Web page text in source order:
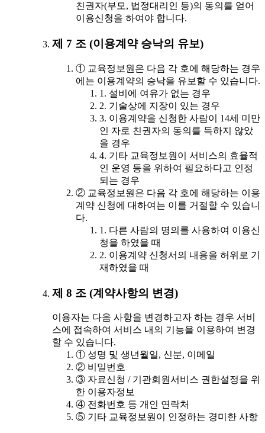
친권자(부모, 법정대리인 등)의 동의를 얻어
이용신청을 하여야 합니다.
제 7 조 (이용계약 승낙의 유보)
① 교육정보원은 다음 각 호에 해당하는 경우
에는 이용계약의 승낙을 유보할 수 있습니다.
1. 설비에 여유가 없는 경우
2. 기술상에 지장이 있는 경우
3. 이용계약을 신청한 사람이 14세 미만
인 자로 친권자의 동의를 득하지 않았
을 경우
4. 기타 교육정보원이 서비스의 효율적
인 운영 등을 위하여 필요하다고 인정
되는 경우
② 교육정보원은 다음 각 호에 해당하는 이용
계약 신청에 대하여는 이를 거절할 수 있습니
다.
1. 다른 사람의 명의를 사용하여 이용신
청을 하였을 때
2. 이용계약 신청서의 내용을 허위로 기
재하였을 때
제 8 조 (계약사항의 변경)
이용자는 다음 사항을 변경하고자 하는 경우 서비
스에 접속하여 서비스 내의 기능을 이용하여 변경
할 수 있습니다.
① 성명 및 생년월일, 신분, 이메일
② 비밀번호
③ 자료신청 / 기관회원서비스 권한설정을 위
한 이용자정보
④ 전화번호 등 개인 연락처
⑤ 기타 교육정보원이 인정하는 경미한 사항